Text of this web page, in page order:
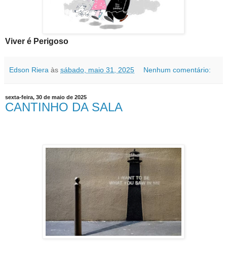
Viver é Perigoso
Edson Riera às sábado, maio 31, 2025 Nenhum comentário:
sexta-feira, 30 de maio de 2025
CANTINHO DA SALA